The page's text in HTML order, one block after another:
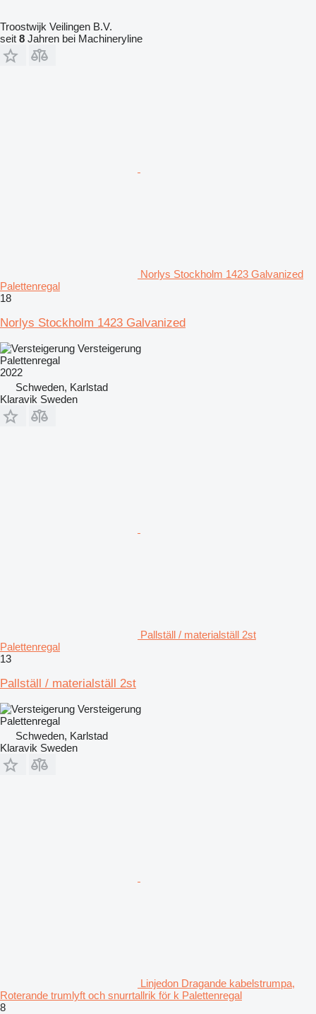
Troostwijk Veilingen B.V.
seit 8 Jahren bei Machineryline
Norlys Stockholm 1423 Galvanized
Palettenregal
18
Norlys Stockholm 1423 Galvanized
Versteigerung
Palettenregal
2022
Schweden, Karlstad
Klaravik Sweden
Pallställ / materialställ 2st
Palettenregal
13
Pallställ / materialställ 2st
Versteigerung
Palettenregal
Schweden, Karlstad
Klaravik Sweden
Linjedon Dragande kabelstrumpa,
Roterande trumlyft och snurrtallrik för k Palettenregal
8